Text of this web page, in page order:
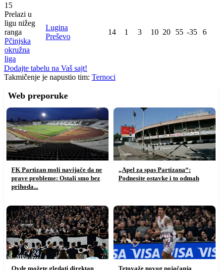
15
Prelazi u
ligu nižeg
ranga
Pčinjska
okružna
liga
Lugina
Preševo
14 1 3 10 20 55 -35 6
Dodajte tabelu na Vaš sajt!
Takmičenje je napustio tim: Ternoci
Web preporuke
FK Partizan moli navijače da ne
prave probleme: Ostali smo bez
prihoda...
„Apel za spas Partizana“:
Podnesite ostavke i to odmah
Ovde možete gledati direktan
Tetovaže novog pojačanja